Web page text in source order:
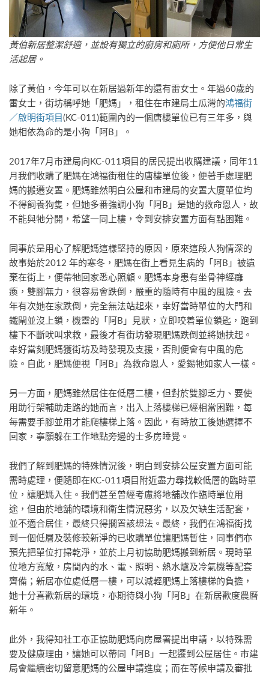
黃伯新居整潔舒適，並設有獨立的廚房和廁所，方便他日常生
活起居。
除了黃伯，今年可以在新居過新年的還有雷女士。年過60歲的
雷女士，街坊稱呼她「肥媽」，租住在市建局土瓜灣的鴻福街
／啟明街項目(KC-011)範圍內的一個唐樓單位已有三年多，與
她相依為命的是小狗「阿B」。
2017年7月市建局向KC-011項目的居民提出收購建議，同年11
月我們收購了肥媽在鴻福街租住的唐樓單位後，便著手處理肥
媽的搬遷安置。肥媽雖然明白公屋和市建局的安置大廈單位均
不得飼養狗隻，但她多番強調小狗「阿B」是她的救命恩人，故
不能與牠分開，希望一同上樓，令到安排安置方面有點困難。
同事於是用心了解肥媽這樣堅持的原因，原來這段人狗情深的
故事始於2012 年的寒冬，肥媽在街上看見生病的「阿B」被遺
棄在街上，便帶牠回家悉心照顧。肥媽本身患有坐骨神經癱
瘓，雙腳無力，很容易會跌倒，嚴重的隨時有中風的風險。去
年有次她在家跌倒，完全無法站起來，幸好當時單位的大門和
鐵閘並沒上鎖，機靈的「阿B」見狀，立即咬着單位鎖匙，跑到
樓下不斷吠叫求救，最後才有街坊發現肥媽跌倒並將她扶起。
幸好當刻肥媽獲街坊及時發現及支援，否則便會有中風的危
險。自此，肥媽便視「阿B」為救命恩人，愛錫牠如家人一樣。
另一方面，肥媽雖然居住在低層二樓，但對於雙腳乏力、要使
用助行架輔助走路的她而言，出入上落樓梯已經相當困難，每
每需要手腳並用才能爬樓梯上落。因此，有時放工後她選擇不
回家，寧願躲在工作地點旁邊的士多房睡覺。
我們了解到肥媽的特殊情況後，明白到安排公屋安置方面可能
需時處理，便隨即在KC-011項目附近盡力尋找較低層的臨時單
位，讓肥媽入住。我們甚至曾經考慮將地舖改作臨時單位用
途，但由於地舖的環境和衛生情況惡劣，以及欠缺生活配套，
並不適合居住，最終只得擱置該想法。最終，我們在鴻福街找
到一個低層及裝修較新淨的已收購單位讓肥媽暫住，同事們亦
預先把單位打掃乾淨，並於上月初協助肥媽搬到新居。現時單
位地方寬敞，房間內的水、電、照明、熱水爐及冷氣機等配套
齊備；新居亦位處低層一樓，可以減輕肥媽上落樓梯的負擔，
她十分喜歡新居的環境，亦期待與小狗「阿B」在新居歡度農曆
新年。
此外，我得知社工亦正協助肥媽向房屋署提出申請，以特殊需
要及健康理由，讓她可以帶同「阿B」一起遷到公屋居住。市建
局會繼續密切留意肥媽的公屋申請進度；而在等候申請及審批